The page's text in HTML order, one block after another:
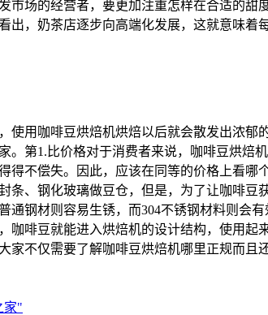
市场的经营者，要更加注重怎样在合适的
出，奶茶店逐步向高端化发展，这就意味
使用咖啡豆烘焙机‍烘焙以后就会散发出浓
。第1.比价格对于消费者来说，咖啡豆烘
得不偿失。因此，应该在同等的价格上看
条、钢化玻璃做豆仓，但是，为了让咖啡
通钢材则容易生锈，而304不锈钢材料则会
咖啡豆就能进入烘焙机的设计结构，使用
家不仅需要了解咖啡豆烘焙机哪里正规‍而
家"